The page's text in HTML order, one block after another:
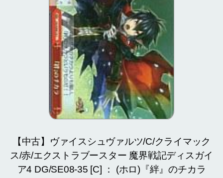
【中古】ヴァイスシュヴァルツ/C/クライマック
ス/赤/エクストラブースター 魔界戦記ディスガイ
ア4 DG/SE08-35 [C] ： (ホロ)『絆』のチカラ